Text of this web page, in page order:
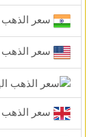
سعر الذهب
سعر الذهب
سعر الذهب